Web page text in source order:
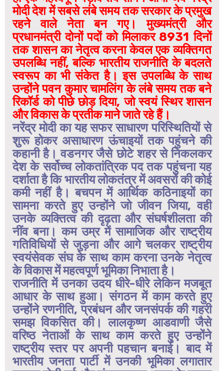
मोदी देश में सबसे लंबे समय तक सरकार के प्रमुख
रहने वाले नेता बन गए। मुख्यमंत्री और
प्रधानमंत्री दोनों पदों को मिलाकर 8931 दिनों
तक शासन का नेतृत्व करना केवल एक व्यक्तिगत
उपलब्धि नहीं, बल्कि भारतीय राजनीति के बदलते
स्वरूप का भी संकेत है। इस उपलब्धि के साथ
उन्होंने पवन कुमार चामलिंग के लंबे समय तक बने
रिकॉर्ड को पीछे छोड़ दिया, जो स्वयं स्थिर शासन
और विकास के प्रतीक माने जाते रहे हैं।
नरेंद्र मोदी का यह सफर साधारण परिस्थितियों से
शुरू होकर असाधारण ऊंचाइयों तक पहुंचने की
कहानी है। वडनगर जैसे छोटे शहर से निकलकर
देश के सर्वोच्च लोकतांत्रिक पद तक पहुंचना यह
दर्शाता है कि भारतीय लोकतंत्र में अवसरों की कोई
कमी नहीं है। बचपन में आर्थिक कठिनाइयों का
सामना करते हुए उन्होंने जो जीवन जिया, वही
उनके व्यक्तित्व की दृढ़ता और संघर्षशीलता की
नींव बना। कम उम्र में सामाजिक और राष्ट्रीय
गतिविधियों से जुड़ना और आगे चलकर राष्ट्रीय
स्वयंसेवक संघ के साथ काम करना उनके नेतृत्व
के विकास में महत्वपूर्ण भूमिका निभाता है।
राजनीति में उनका उदय धीरे-धीरे लेकिन मजबूत
आधार के साथ हुआ। संगठन में काम करते हुए
उन्होंने रणनीति, प्रबंधन और जनसंपर्क की गहरी
समझ विकसित की। लालकृष्ण आडवाणी जैसे
वरिष्ठ नेताओं के साथ काम करते हुए उन्होंने
राष्ट्रीय स्तर पर अपनी पहचान बनाई। बाद में
भारतीय जनता पार्टी में उनकी भूमिका लगातार